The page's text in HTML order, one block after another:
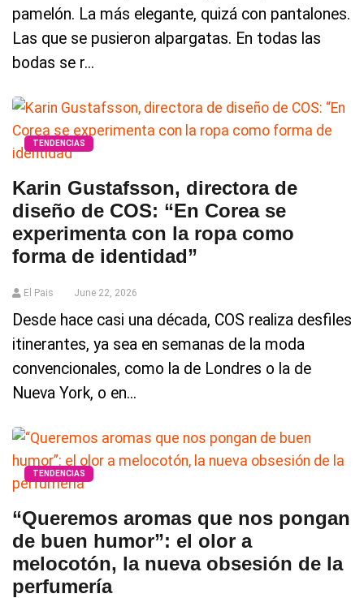
pamelón. La más elegante, quizá con pantalones.
Las que se pusieron alpargatas. En todas las
bodas se r...
TENDENCIAS
Karin Gustafsson, directora de
diseño de COS: “En Corea se
experimenta con la ropa como
forma de identidad”
El Pais June 22, 2026
Desde hace casi una década, COS realiza desfiles
itinerantes, ya sea en semanas de la moda
convencionales, como la de Londres o la de
Nueva York, o en...
TENDENCIAS
“Queremos aromas que nos pongan
de buen humor”: el olor a
melocotón, la nueva obsesión de la
perfumería